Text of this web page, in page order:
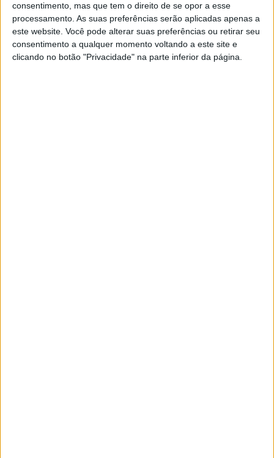
consentimento, mas que tem o direito de se opor a esse
processamento. As suas preferências serão aplicadas apenas a
este website. Você pode alterar suas preferências ou retirar seu
consentimento a qualquer momento voltando a este site e
clicando no botão "Privacidade" na parte inferior da página.
Promovido ao MotoGP em 2020, Alex Márquez alcançou
pódios logo na sua temporada de estreia e, desde então,
tornou-se num vencedor regular na categoria. Em 2025
conquistou triunfos em Jerez, Catalunha e Malásia,